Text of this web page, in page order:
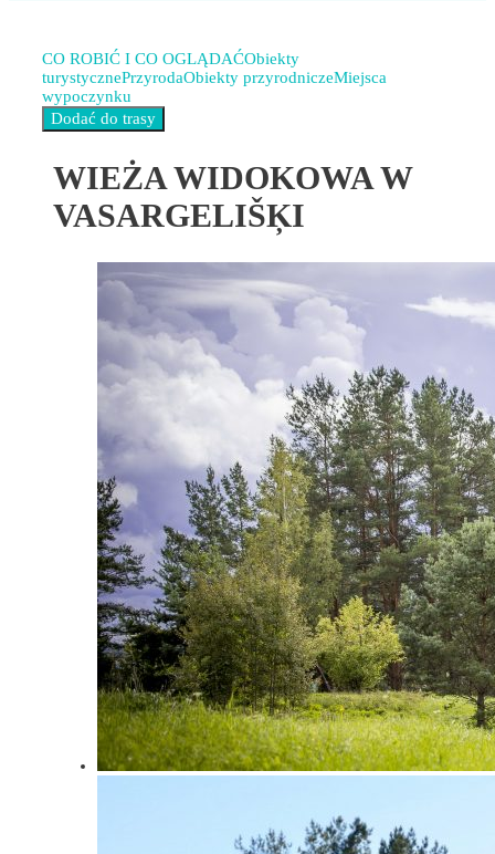
CO ROBIĆ I CO OGLĄDAĆObiekty
turystycznePrzyrodaObiekty przyrodniczeMiejsca
wypoczynku
WIEŻA WIDOKOWA W
VASARGELIŠĶI